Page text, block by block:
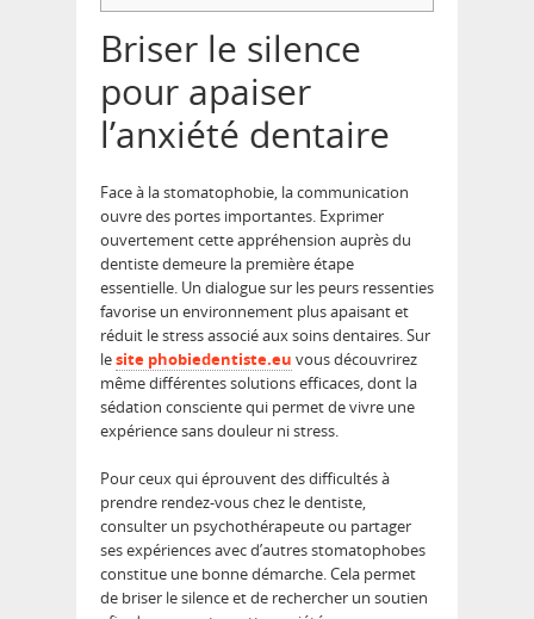
Briser le silence
pour apaiser
l’anxiété dentaire
Face à la stomatophobie, la communication
ouvre des portes importantes. Exprimer
ouvertement cette appréhension auprès du
dentiste demeure la première étape
essentielle. Un dialogue sur les peurs ressenties
favorise un environnement plus apaisant et
réduit le stress associé aux soins dentaires. Sur
lesite phobiedentiste.eu vous découvrirez
même différentes solutions efficaces, dont la
sédation consciente qui permet de vivre une
expérience sans douleur ni stress.
Pour ceux qui éprouvent des difficultés à
prendre rendez-vous chez le dentiste,
consulter un psychothérapeute ou partager
ses expériences avec d’autres stomatophobes
constitue une bonne démarche. Cela permet
de briser le silence et de rechercher un soutien